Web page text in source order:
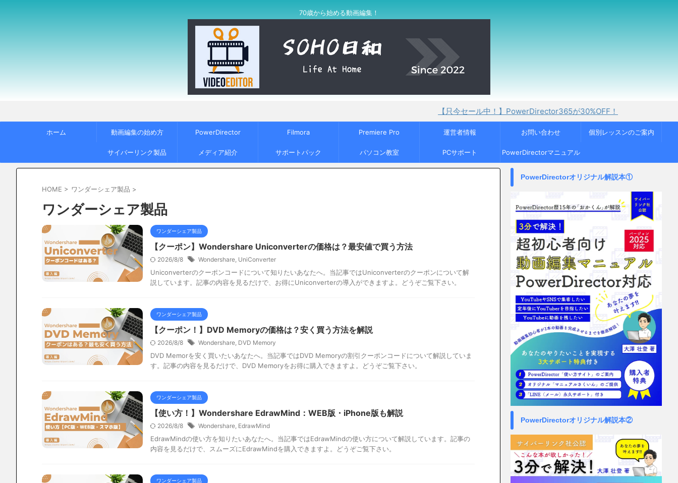
70歳から始める動画編集！
【只今セール中！】PowerDirector365が30%OFF！
ホーム 動画編集の始め方 PowerDirector Filmora Premiere Pro 運営者情報 お問い合わせ 個別レッスンのご案内
サイバーリンク製品 メディア紹介 サポートパック パソコン教室 PCサポート PowerDirectorマニュアル
HOME > ワンダーシェア製品 >
ワンダーシェア製品
ワンダーシェア製品
【クーポン】Wondershare Uniconverterの価格は？最安値で買う方法
2026/8/8 Wondershare, UniConverter
Uniconverterのクーポンコードについて知りたいあなたへ。当記事ではUniconverterのクーポンについて解
説しています。記事の内容を見るだけで、お得にUniconverterの導入ができますよ。どうぞご覧下さい。
ワンダーシェア製品
【クーポン！】DVD Memoryの価格は？安く買う方法を解説
2026/8/8 Wondershare, DVD Memory
DVD Memorを安く買いたいあなたへ。当記事ではDVD Memoryの割引クーポンコードについて解説していま
す。記事の内容を見るだけで、DVD Memoryをお得に購入できますよ。どうぞご覧下さい。
ワンダーシェア製品
【使い方！】Wondershare EdrawMind：WEB版・iPhone版も解説
2026/8/8 Wondershare, EdrawMind
EdrawMindの使い方を知りたいあなたへ。当記事ではEdrawMindの使い方について解説しています。記事の
内容を見るだけで、スムーズにEdrawMindを購入できますよ。どうぞご覧下さい。
ワンダーシェア製品
PowerDirectorオリジナル解説本①
PowerDirectorオリジナル解説本②